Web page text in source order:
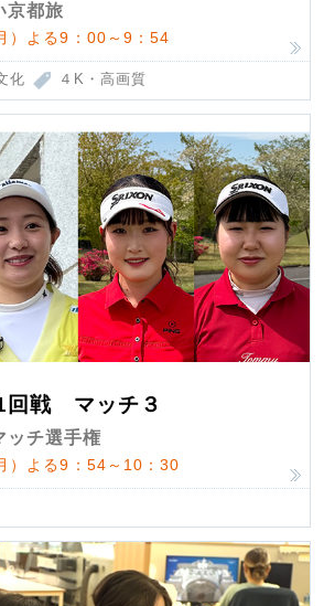
京都旅
）よる9：00～9：54
化 ４K・高画質
戦 マッチ３
ッチ選手権
）よる9：54～10：30